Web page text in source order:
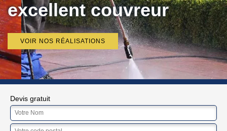
excellent couvreur
VOIR NOS RÉALISATIONS
Devis gratuit